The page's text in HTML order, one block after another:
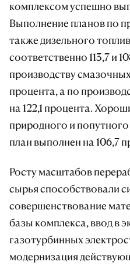
комплексом успешно
Выполнение планов по
также дизельного
соответственно 113,7 и
производству
процента, а по
на 122,1 процента.
природного и
план выполнен на 106,7
Росту масштабов
сырья способствовали
совершенствование
базы комплекса, ввод в
газотурбинных
модернизация